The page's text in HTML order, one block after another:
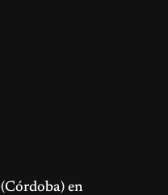
(Córdoba) en